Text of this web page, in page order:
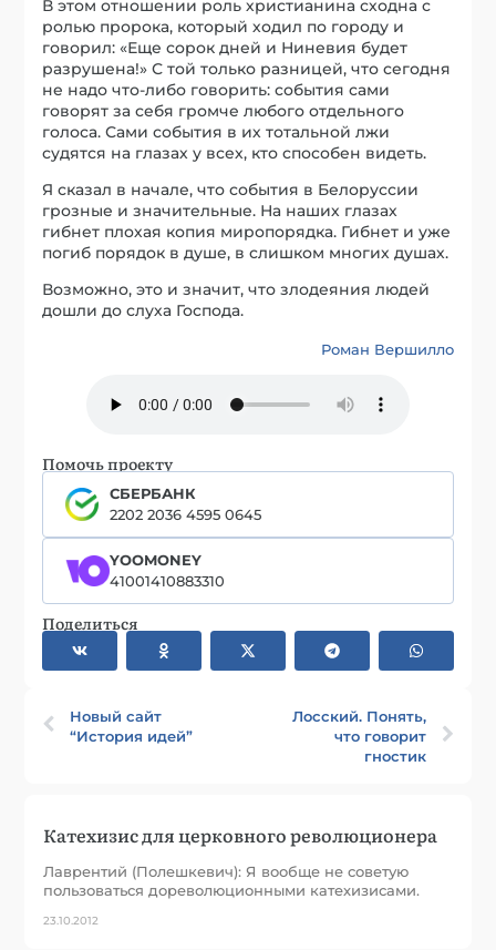
В этом отношении роль христианина сходна с
ролью пророка, который ходил по городу и
говорил: «Еще сорок дней и Ниневия будет
разрушена!» С той только разницей, что сегодня
не надо что-либо говорить: события сами
говорят за себя громче любого отдельного
голоса. Сами события в их тотальной лжи
судятся на глазах у всех, кто способен видеть.
Я сказал в начале, что события в Белоруссии
грозные и значительные. На наших глазах
гибнет плохая копия миропорядка. Гибнет и уже
погиб порядок в душе, в слишком многих душах.
Возможно, это и значит, что злодеяния людей
дошли до слуха Господа.
Роман Вершилло
Помочь проекту
СБЕРБАНК
2202 2036 4595 0645
YOOMONEY
41001410883310
Поделиться
Новый сайт
“История идей”
Лосский. Понять,
что говорит
гностик
Катехизис для церковного революционера
Лаврентий (Полешкевич): Я вообще не советую
пользоваться дореволюционными катехизисами.
23.10.2012